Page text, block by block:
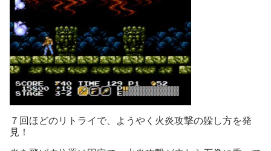
７回ほどのリトライで、ようやく火炎攻撃の躱し方を発
見！